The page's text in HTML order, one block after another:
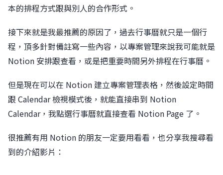
本的排程方式跟與別人的合作形式。
接下來就是我最推薦的原因了，過去行事曆就只是一個行
程，頂多針對備註寫一些內容，以專案管理來說我可能就是
Notion 安排跟查看，或是把重要時間另外排程在行事曆。
但是現在可以在 Notion 建立專案管理表格，然後設定時間
跟 Calendar 檢視模式後，就能直接串到 Notion
Calendar，我點選行事曆就直接查看 Notion Page 了。
很推薦有用 Notion 的朋友一定要用看看，也分享我搜尋看
到的介紹影片：